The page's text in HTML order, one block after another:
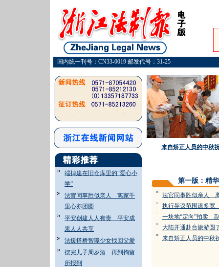
国内统一刊号：CN33-0019 邮发代号：31-25
端掉建在旧仓库里的“爱心小
学”
法官同事胜似亲人 离家千
里心亦团圆
平安创建人人有责 平安成
果人人共享
法援搭桥智障少女找回父爱
摆完儿子周岁酒 再到拘留
所报到
来自矫正人员的中秋
第一版：精
= 法官同事胜似亲人
= 执行异议范围该多
= 一块地“定向”拍卖
= 大陆开通赴台旅游圆
= 来自矫正人员的中秋